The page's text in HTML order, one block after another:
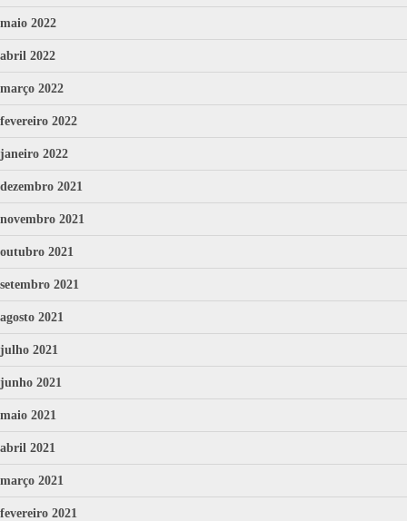
maio 2022
abril 2022
março 2022
fevereiro 2022
janeiro 2022
dezembro 2021
novembro 2021
outubro 2021
setembro 2021
agosto 2021
julho 2021
junho 2021
maio 2021
abril 2021
março 2021
fevereiro 2021